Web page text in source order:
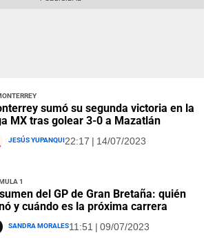
sumó su segunda victoria en la
MX tras golear 3-0 a Mazatlán
Jesús Yupanqui22:17 | 14/07/2023
1
del GP de Gran Bretaña: quién
y cuándo es la próxima carrera
Sandra Morales11:51 | 09/07/2023